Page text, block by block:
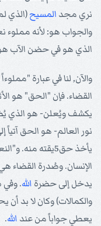
نري مجد المسيح(الذي
والجواب هو: لأنه مملوء
الذي هو في حضن الآب
والآن, لنا في عبارة
القضاء. فإن "الحق" هو
يكشف ويُعلن- هو الذي
نور العالم- هو الحق
يأخذ حق5يقته منه. و"النعمة" بينما هي ما هو في
الإنسان. وصُدرة القضاء
يدخل إلى حضرة الله. وفي
والكمالات) وكان لا بد أن
يعطي جواباً من عند الله.